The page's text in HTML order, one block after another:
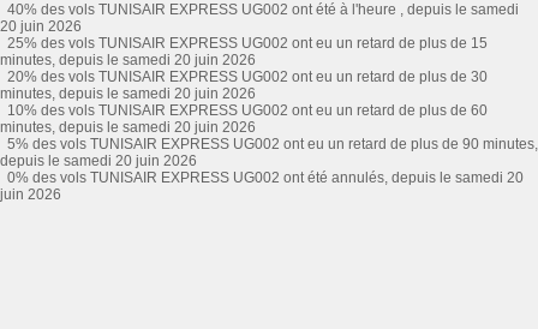
40% des vols TUNISAIR EXPRESS UG002 ont été à l'heure , depuis le samedi
20 juin 2026
25% des vols TUNISAIR EXPRESS UG002 ont eu un retard de plus de 15
minutes, depuis le samedi 20 juin 2026
20% des vols TUNISAIR EXPRESS UG002 ont eu un retard de plus de 30
minutes, depuis le samedi 20 juin 2026
10% des vols TUNISAIR EXPRESS UG002 ont eu un retard de plus de 60
minutes, depuis le samedi 20 juin 2026
5% des vols TUNISAIR EXPRESS UG002 ont eu un retard de plus de 90 minutes,
depuis le samedi 20 juin 2026
0% des vols TUNISAIR EXPRESS UG002 ont été annulés, depuis le samedi 20
juin 2026